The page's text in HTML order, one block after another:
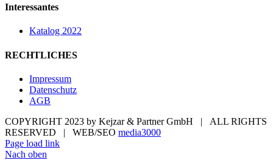
Interessantes
Katalog 2022
RECHTLICHES
Impressum
Datenschutz
AGB
COPYRIGHT 2023 by Kejzar & Partner GmbH | ALL RIGHTS
RESERVED | WEB/SEO media3000
Page load link
Nach oben